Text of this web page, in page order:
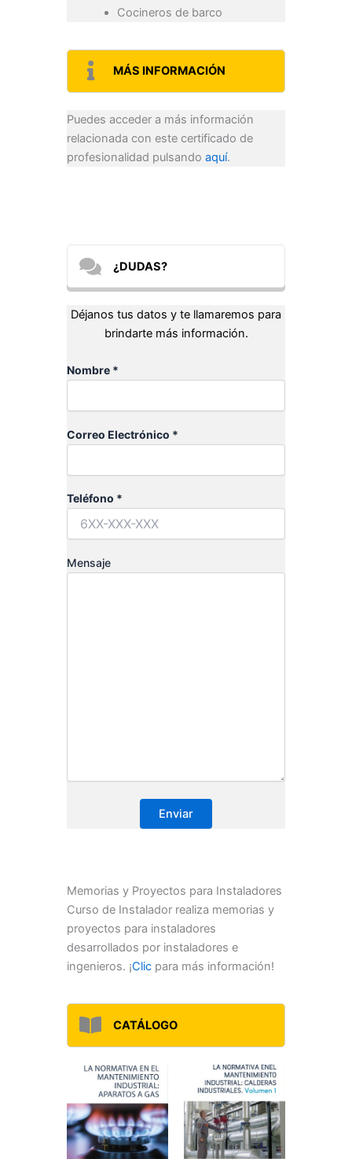
Cocineros de barco
MÁS INFORMACIÓN
Puedes acceder a más información
relacionada con este certificado de
profesionalidad pulsando aquí.
¿DUDAS?
Déjanos tus datos y te llamaremos para
brindarte más información.
Nombre *
Correo Electrónico *
Teléfono *
Mensaje
Memorias y Proyectos para Instaladores
Curso de Instalador realiza memorias y
proyectos para instaladores
desarrollados por instaladores e
ingenieros. ¡Clic para más información!
CATÁLOGO